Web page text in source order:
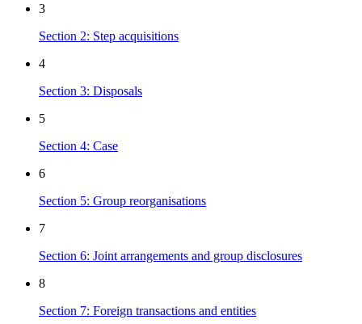
3
Section 2: Step acquisitions
4
Section 3: Disposals
5
Section 4: Case
6
Section 5: Group reorganisations
7
Section 6: Joint arrangements and group disclosures
8
Section 7: Foreign transactions and entities